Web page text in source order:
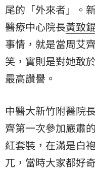
尾的「外來者」。
醫療中心院長黃致
事情，就是當周艾
笑，實則是對她敢
最高讚譽。
中醫大新竹附醫院長
齊第一次參加嚴肅
紅套裝，在滿是白
兀，當時大家都好